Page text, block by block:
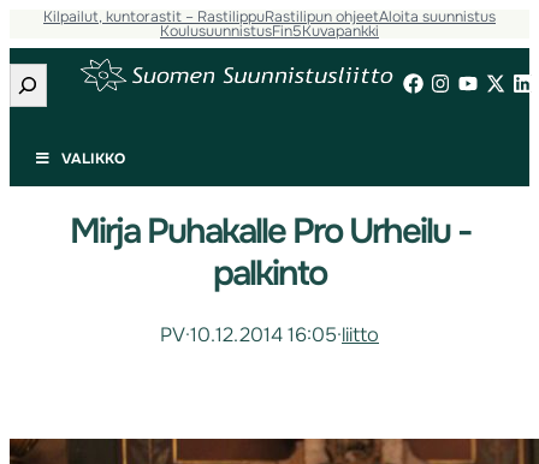
Kilpailut, kuntorastit – RastilippuRastilipun ohjeetAloita suunnistus
KoulusuunnistusFin5Kuvapankki
Etsi
VALIKKO
Mirja Puhakalle Pro Urheilu -
palkinto
PV·10.12.2014 16:05·liitto